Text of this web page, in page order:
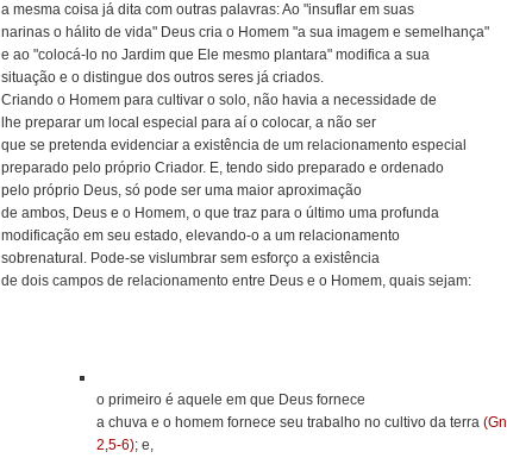
a mesma coisa já dita com outras palavras: Ao "insuflar em suas
narinas o hálito de vida" Deus cria o Homem "a sua imagem e semelhança"
e ao "colocá-lo no Jardim que Ele mesmo plantara" modifica a sua
situação e o distingue dos outros seres já criados.
Criando o Homem para cultivar o solo, não havia a necessidade de
lhe preparar um local especial para aí o colocar, a não ser
que se pretenda evidenciar a existência de um relacionamento especial
preparado pelo próprio Criador. E, tendo sido preparado e ordenado
pelo próprio Deus, só pode ser uma maior aproximação
de ambos, Deus e o Homem, o que traz para o último uma profunda
modificação em seu estado, elevando-o a um relacionamento
sobrenatural. Pode-se vislumbrar sem esforço a existência
de dois campos de relacionamento entre Deus e o Homem, quais sejam:
o primeiro é aquele em que Deus fornece
a chuva e o homem fornece seu trabalho no cultivo da terra(Gn
2,5-6); e,